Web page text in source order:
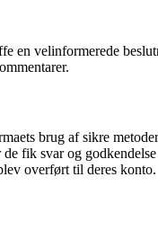
velinformerede
brug af sikre
fik svar og godkendelse
overført til deres konto.